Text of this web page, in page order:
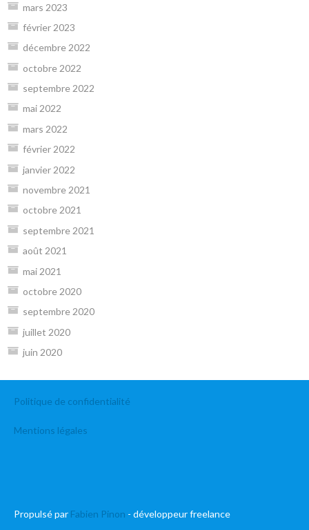
mars 2023
février 2023
décembre 2022
octobre 2022
septembre 2022
mai 2022
mars 2022
février 2022
janvier 2022
novembre 2021
octobre 2021
septembre 2021
août 2021
mai 2021
octobre 2020
septembre 2020
juillet 2020
juin 2020
Politique de confidentialité
Mentions légales
Propulsé par Fabien Pinon - développeur freelance